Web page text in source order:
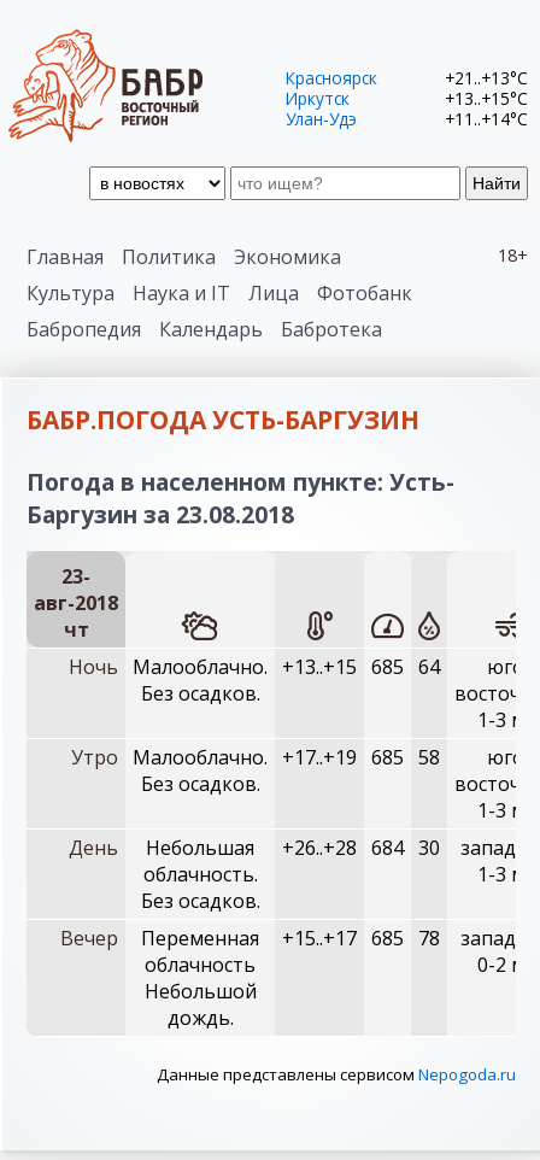
Найти
Красноярск
+21..+13°C
Иркутск
+13..+15°C
Улан-Удэ
+11..+14°C
18+
Главная Политика
Экономика
Культура
Наука и IT Лица
Фотобанк
Бабропедия
Календарь Бабротека
БАБР.ПОГОДА УСТЬ-БАРГУЗИН
Погода в населенном пункте: Усть-
Баргузин за 23.08.2018
23-
авг-2018
чт
Ночь
Малооблачно.
Без осадков.
+13..+15 685 64
юго-
1-3 м/с
Утро
Малооблачно.
Без осадков.
+17..+19 685 58
юго-
1-3 м/с
День
Небольшая
облачность.
Без осадков.
+26..+28 684 30
1-3 м/с
Вечер
Переменная
облачность
Небольшой
дождь.
+15..+17 685 78
0-2 м/с
Данные представлены сервисом Nepogoda.ru